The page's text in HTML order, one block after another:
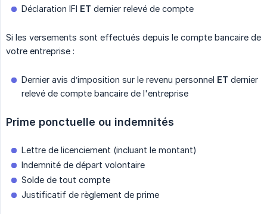
Déclaration IFI ET dernier relevé de compte
Si les versements sont effectués depuis le compte bancaire de
votre entreprise :
Dernier avis d’imposition sur le revenu personnel ET dernier
relevé de compte bancaire de l'entreprise
Prime ponctuelle ou indemnités
Lettre de licenciement (incluant le montant)
Indemnité de départ volontaire
Solde de tout compte
Justificatif de règlement de prime